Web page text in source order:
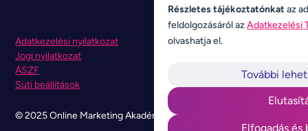
© 2025 Online Marketing Akadémia. Minden jog fenntartva.
Adatkezelési nyilatkozat
Jogi nyilatkozat
ÁSZF
Süti beállítások
Részletes tájékoztatónkat az
feldolgozásáról azAdatkezelési
olvashatja el.
További
Elfogadás és